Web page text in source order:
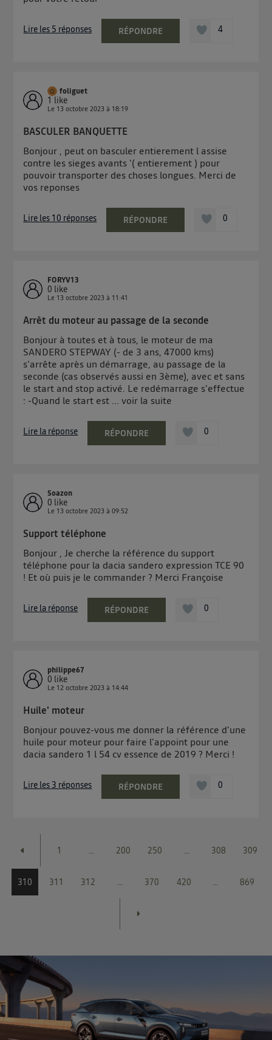
Lire les 5 réponses RÉPONDRE 4
foliguet
1like
Le 13 octobre 2023 à 18:19
BASCULER BANQUETTE
Bonjour , peut on basculer entierement l assise
contre les sieges avants '( entierement ) pour
pouvoir transporter des choses longues. Merci de
vos reponses
Lire les 10 réponses RÉPONDRE 0
FORYV13
0 like
Le 13 octobre 2023 à 11:41
Arrêt du moteur au passage de la seconde
Bonjour à toutes et à tous, le moteur de ma
SANDERO STEPWAY (- de 3 ans, 47000 kms)
s'arrête après un démarrage, au passage de la
seconde (cas observés aussi en 3ème), avec et sans
le start and stop activé. Le redémarrage s'effectue
: -Quand le start est ...voir la suite
Lire la réponse RÉPONDRE 0
Soazon
0 like
Le 13 octobre 2023 à09:52
Support téléphone
Bonjour , Je cherche la référence du support
téléphone pour la dacia sandero expression TCE 90
! Et où puis je le commander ? Merci Françoise
Lire la réponse RÉPONDRE 0
philippe67
0 like
Le 12 octobre 2023 à 14:44
Huile' moteur
Bonjour pouvez-vous me donner la référence d'une
huile pour moteur pour faire l'appoint pour une
dacia sandero 1 l 54 cv essence de 2019 ? Merci !
Lire les 3 réponses RÉPONDRE 0
1 ... 200 250 ... 308 309
310 311 312 ... 370 420 ... 869